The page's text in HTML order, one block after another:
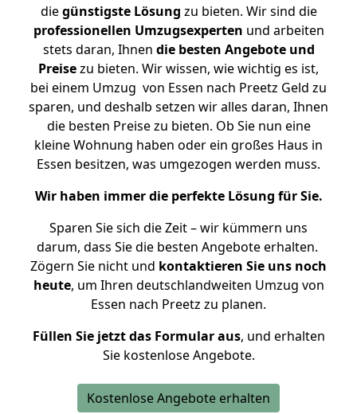
diegünstigste Lösung zu bieten. Wir sind die
professionellen Umzugsexperten und arbeiten
stets daran, Ihnen die besten Angebote und
Preisezu bieten. Wir wissen, wie wichtig es ist,
bei einem Umzug von Essen nach Preetz Geld zu
sparen, und deshalb setzen wir alles daran, Ihnen
die besten Preise zu bieten. Ob Sie nun eine
kleine Wohnung haben oder ein großes Haus in
Essen besitzen, was umgezogen werden muss.
Wir haben immer die perfekte Lösung für Sie.
Sparen Sie sich die Zeit – wir kümmern uns
darum, dass Sie die besten Angebote erhalten.
Zögern Sie nicht und kontaktieren Sie uns noch
heute, um Ihren deutschlandweiten Umzug von
Essen nach Preetz zu planen.
Füllen Sie jetzt das Formular aus, und erhalten
Sie kostenlose Angebote.
Kostenlose Angebote erhalten